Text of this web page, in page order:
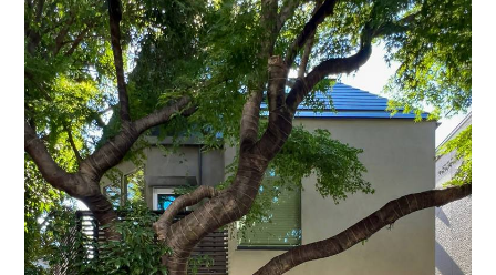
この住まいはどの階にいても木々を感じ、森の中で生活してい
るかのような環境を
享受可能です。
生活動線のなかでも階の移動は、緩やかな階段を弧を描きなが
ら樹を感じて移動しま
すが、バルコニーを２階に設けるのでは無く踊り場を設けた中
２階に設けることで、
２階へ上がる迄の心理的な負担を軽減すると共に、２階から樹